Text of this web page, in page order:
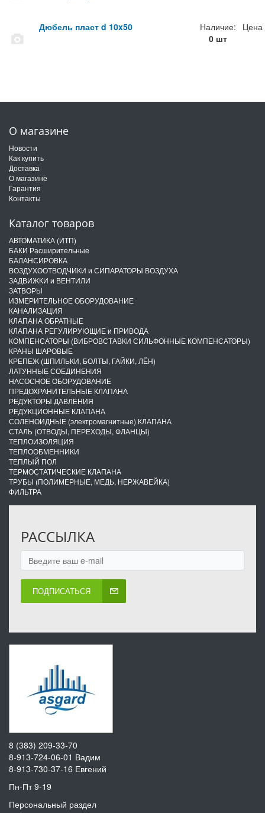
Дюбель пласт d 10x50
Наличие:
0 шт
Цена
О магазине
Новости
Как купить
Доставка
О магазине
Гарантия
Контакты
Каталог товаров
АВТОМАТИКА (ИТП)
БАКИ Расширительные
БАЛАНСИРОВКА
ВОЗДУХООТВОДЧИКИ и СИПАРАТОРЫ ВОЗДУХА
ЗАДВИЖКИ и ВЕНТИЛИ
ЗАТВОРЫ
ИЗМЕРИТЕЛЬНОЕ ОБОРУДОВАНИЕ
КАНАЛИЗАЦИЯ
КЛАПАНА ОБРАТНЫЕ
КЛАПАНА РЕГУЛИРУЮЩИЕ и ПРИВОДА
КОМПЕНСАТОРЫ (ВИБРОВСТАВКИ СИЛЬФОННЫЕ КОМПЕНСАТОРЫ)
КРАНЫ ШАРОВЫЕ
КРЕПЕЖ (ШПИЛЬКИ, БОЛТЫ, ГАЙКИ, ЛЁН)
ЛАТУННЫЕ СОЕДИНЕНИЯ
НАСОСНОЕ ОБОРУДОВАНИЕ
ПРЕДОХРАНИТЕЛЬНЫЕ КЛАПАНА
РЕДУКТОРЫ ДАВЛЕНИЯ
РЕДУКЦИОННЫЕ КЛАПАНА
СОЛЕНОИДНЫЕ (электромагнитные) КЛАПАНА
СТАЛЬ (ОТВОДЫ, ПЕРЕХОДЫ, ФЛАНЦЫ)
ТЕПЛОИЗОЛЯЦИЯ
ТЕПЛООБМЕННИКИ
ТЕПЛЫЙ ПОЛ
ТЕРМОСТАТИЧЕСКИЕ КЛАПАНА
ТРУБЫ (ПОЛИМЕРНЫЕ, МЕДЬ, НЕРЖАВЕЙКА)
ФИЛЬТРА
РАССЫЛКА
ПОДПИСАТЬСЯ
8 (383) 209-33-70
8-913-724-06-01 Вадим
8-913-730-37-16 Евгений
Пн-Пт 9-19
Персональный раздел